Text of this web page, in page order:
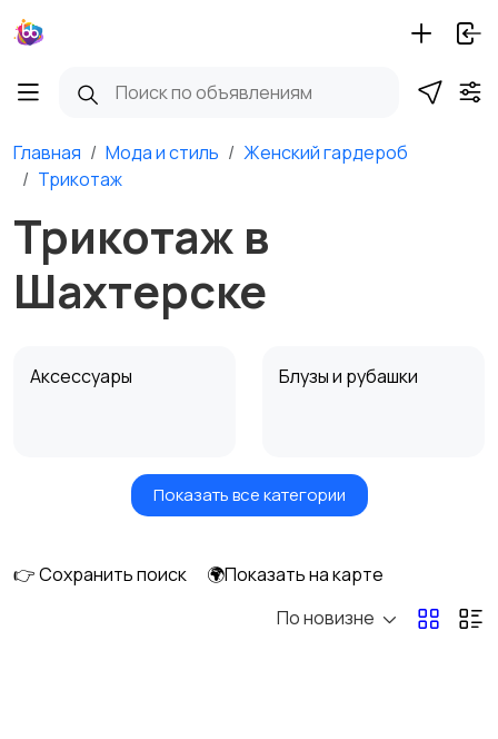
Главная Мода и стиль
Женский гардероб
Трикотаж
Трикотаж в
Шахтерске
Аксессуары Блузы и рубашки
Будущим мамам Верхняя одежда
Домашняя одежда
Показать все категории
👉 Сохранить поиск
🌍Показать на карте
По новизне